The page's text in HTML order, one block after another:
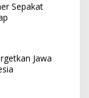
Sepakat
Jawa